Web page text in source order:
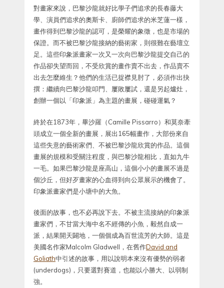
對畫家來說，巴黎沙龍就好比學子們追求的長春藤大
學、演員們追求的奧斯卡、廚師們追求的米芝蓮一樣，
畫作得到巴黎沙龍的認可，是榮耀的象徵，也是市場的
保證。而不被巴黎沙龍接納的藝術家，則很難在藝壇立
足。這些印象派畫家一次又一次向巴黎沙龍提交自己的
作品卻失望而回，不受欣賞的畫作賣不出去，作品賣不
出去怎麼維生？他們的生活已捉襟見肘了，必須作出抉
撰：繼續向巴黎沙龍叩門、屢敗屢試，還是另起爐灶，
創辦一個以「印象派」為主題的畫展，碰碰運氣？
終於在1873年，畢沙羅（Camille Pissarro）和莫奈牽
頭成立一個全新的畫展，展出165幅畫作，大部份來自
這些失意的藝術家們、不被巴黎沙龍欣賞的作品。這個
畫展的規模和受關注程度，與巴黎沙龍相比，直如九牛
一毛。如果巴黎沙龍是座高山，這個小小的畫展不過是
個沙丘，但好歹畫家的心血得到向公眾展示的機會了。
印象派畫家們是小塘中的大魚。
後面的故事，也不必再說下去。不被主流接納的印象派
畫家們，不甘當大海中名不經傳的小魚，毅然自成一
派，結果開天闢地，一個個成為百世流芳的大師。這是
美國名作家Malcolm Gladwell，在舊作David and
Goliath中引述的故事，用以說明本來沒有優勢的弱者
(underdogs)，只要選對賽道，也能以小勝大、以弱制
強。